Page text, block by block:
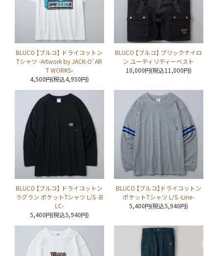
BLUCO 【ブルコ】 ドライコットン
Tシャツ -Artwork by JACK-O’ AR
T WORKS-
4,500円(税込4,950円)
BLUCO 【ブルコ】 ブリックナイロ
ン ユーティリティーベスト
10,000円(税込11,000円)
BLUCO 【ブルコ】 ドライコットン
ラグラン ポケットTシャツ L/S -B
LC-
5,400円(税込5,940円)
BLUCO 【ブルコ】ドライコットン
ポケットTシャツ L/S -Line-
5,400円(税込5,940円)